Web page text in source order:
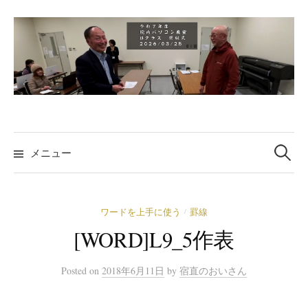
ン
ツ
ッ
プ
メニュー
検
索:
ワードを上手に使う / 罫線
[WORD]L9_5作表
Posted on 2018年6月11日 by 宿直のおいさん